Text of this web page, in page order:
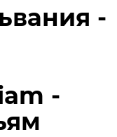
-
-